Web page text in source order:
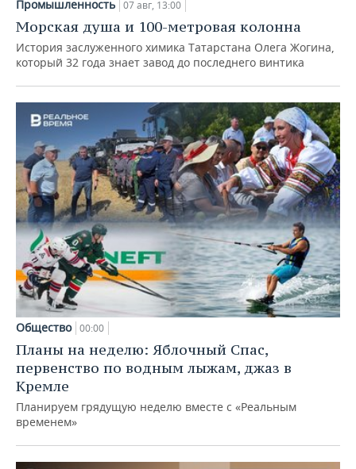
Промышленность 07 авг, 13:00
Морская душа и 100-метровая колонна
История заслуженного химика Татарстана Олега Жогина,
который 32 года знает завод до последнего винтика
Общество 00:00
Планы на неделю: Яблочный Спас,
первенство по водным лыжам, джаз в
Кремле
Планируем грядущую неделю вместе с «Реальным
временем»